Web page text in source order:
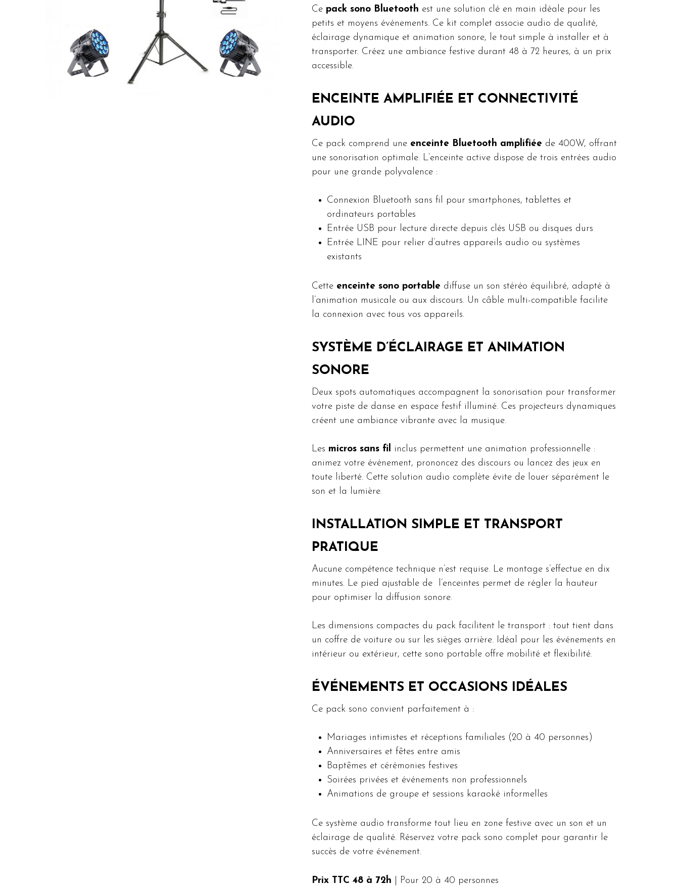
Ce pack sono Bluetooth est une solution clé en main idéale pour les
petits et moyens événements. Ce kit complet associe audio de qualité,
éclairage dynamique et animation sonore, le tout simple à installer et à
transporter. Créez une ambiance festive durant 48 à 72 heures, à un prix
accessible.
ENCEINTE AMPLIFIÉE ET CONNECTIVITÉ
AUDIO
Ce pack comprend une enceinte Bluetooth amplifiée de 400W, offrant
une sonorisation optimale. L’enceinte active dispose de trois entrées audio
pour une grande polyvalence :
Connexion Bluetooth sans fil pour smartphones, tablettes et
ordinateurs portables
Entrée USB pour lecture directe depuis clés USB ou disques durs
Entrée LINE pour relier d’autres appareils audio ou systèmes
existants
Cette enceinte sono portable diffuse un son stéréo équilibré, adapté à
l’animation musicale ou aux discours. Un câble multi-compatible facilite
la connexion avec tous vos appareils.
SYSTÈME D’ÉCLAIRAGE ET ANIMATION
SONORE
Deux spots automatiques accompagnent la sonorisation pour transformer
votre piste de danse en espace festif illuminé. Ces projecteurs dynamiques
créent une ambiance vibrante avec la musique.
Les micros sans fil inclus permettent une animation professionnelle :
animez votre événement, prononcez des discours ou lancez des jeux en
toute liberté. Cette solution audio complète évite de louer séparément le
son et la lumière.
INSTALLATION SIMPLE ET TRANSPORT
PRATIQUE
Aucune compétence technique n’est requise. Le montage s’effectue en dix
minutes. Le pied ajustable de l’enceintes permet de régler la hauteur
pour optimiser la diffusion sonore.
Les dimensions compactes du pack facilitent le transport : tout tient dans
un coffre de voiture ou sur les sièges arrière. Idéal pour les événements en
intérieur ou extérieur, cette sono portable offre mobilité et flexibilité.
ÉVÉNEMENTS ET OCCASIONS IDÉALES
Ce pack sono convient parfaitement à :
Mariages intimistes et réceptions familiales (20 à 40 personnes)
Anniversaires et fêtes entre amis
Baptêmes et cérémonies festives
Soirées privées et événements non professionnels
Animations de groupe et sessions karaoké informelles
Ce système audio transforme tout lieu en zone festive avec un son et un
éclairage de qualité. Réservez votre pack sono complet pour garantir le
succès de votre événement.
Prix TTC 48 à 72h | Pour 20 à 40 personnes